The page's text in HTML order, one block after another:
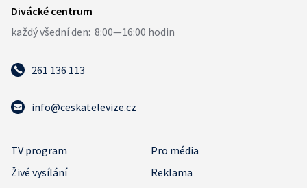
261 136 113
info@ceskatelevize.cz
TV program
Pro média
Živé vysílání
Reklama